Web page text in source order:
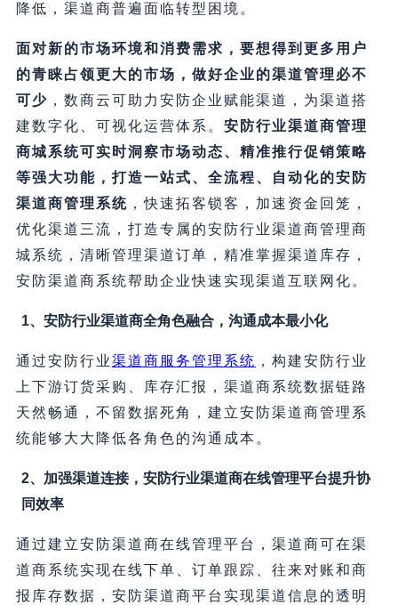
降低，渠道商普遍面临转型困境。
面对新的市场环境和消费需求，要想得到更多用户
的青睐占领更大的市场，做好企业的渠道管理必不
可少 ，数商云可助力安防企业赋能渠道，为渠道搭
建数字化、可视化运营体系。 安防行业渠道商管理
商城系统可实时洞察市场动态、精准推行促销策略
等强大功能，打造一站式、全流程、自动化的安防
渠道商管理系统 ，快速拓客锁客，加速资金回笼，
优化渠道三流，打造专属的安防行业渠道商管理商
城系统，清晰管理渠道订单，精准掌握渠道库存，
安防渠道商系统帮助企业快速实现渠道互联网化。
1、安防行业渠道商全角色融合，沟通成本最小化
通过安防行业渠道商服务管理系统 ，构建安防行业
上下游订货采购、库存汇报，渠道商系统数据链路
天然畅通，不留数据死角，建立安防渠道商管理系
统能够大大降低各角色的沟通成本。
2、加强渠道连接，安防行业渠道商在线管理平台提升协
同效率
通过建立安防渠道商在线管理平台，渠道商可在渠
道商系统实现在线下单、订单跟踪、往来对账和商
报库存数据，安防渠道商平台实现渠道信息的透明